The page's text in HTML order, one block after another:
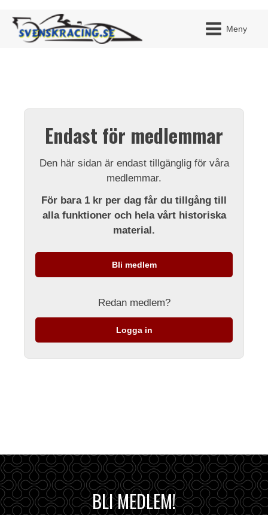
Meny
Endast för medlemmar
Den här sidan är endast tillgänglig för våra
medlemmar.
För bara 1 kr per dag får du tillgång till
alla funktioner och hela vårt historiska
material.
Bli medlem
Redan medlem?
Logga in
BLI MEDLEM!